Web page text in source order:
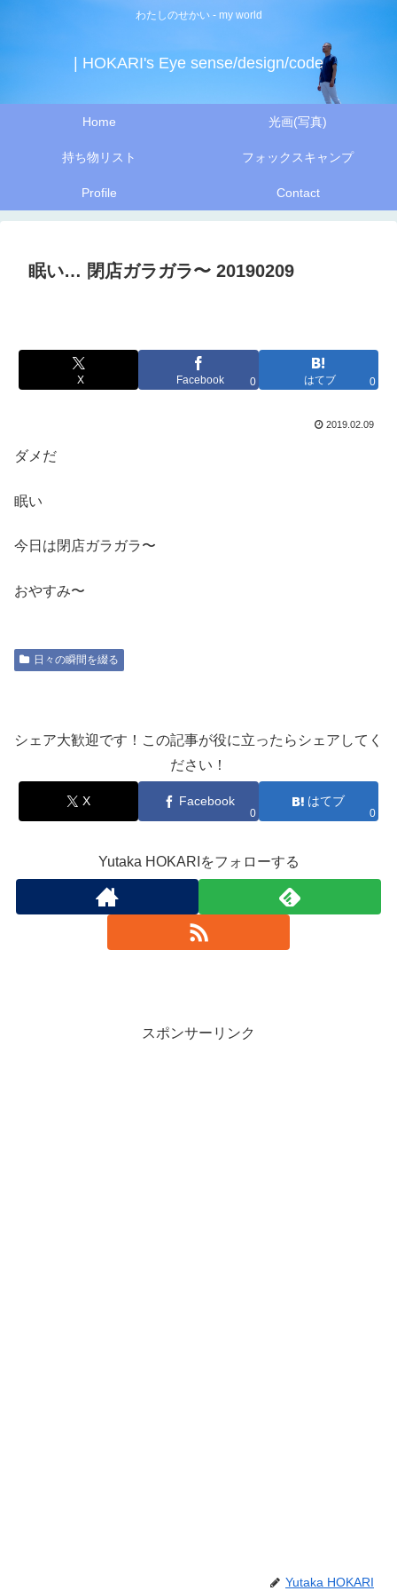
わたしのせかい - my world
| HOKARI's Eye sense/design/code
Home 光画(写真)
持ち物リスト フォックスキャンプ
Profile Contact
眠い… 閉店ガラガラ〜 20190209
X Facebook 0 はてブ 0
2019.02.09
ダメだ
眠い
今日は閉店ガラガラ〜
おやすみ〜
日々の瞬間を綴る
シェア大歓迎です！この記事が役に立ったらシェアしてく
ださい！
X Facebook
0
はてブ
0
Yutaka HOKARIをフォローする
スポンサーリンク
Yutaka HOKARI